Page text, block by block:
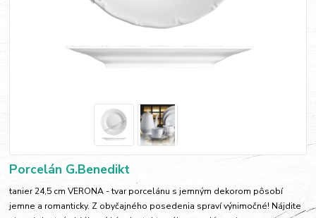
Porcelán G.Benedikt
tanier 24,5 cm VERONA - tvar porcelánu s jemným dekorom pôsobí
jemne a romanticky. Z obyčajného posedenia spraví výnimočné! Nájdite